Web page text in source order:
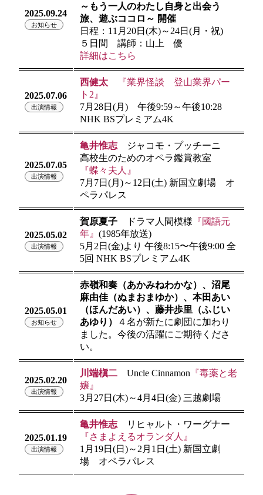
2025.09.24
お知らせ
～もう一人のわたし自身と出会う
旅、遊ぶココロ～ 開催
日程：11月20日(木)～24日(月・祝)
５日間 講師：山上 優
詳細はこちら
2025.07.06
出演情報
西健太
『業界怪談 登山業界パー
ト2』
7月28日(月) 午後9:59～午後10:28
NHK BSプレミアム4K
2025.07.05
出演情報
亀井惟志ジャコモ・プッチーニ
高校生のためのオペラ鑑賞教室
『蝶々夫人』
7月7日(月)～12日(土) 新国立劇場 オ
ペラパレス
2025.05.02
出演情報
賀原夏子ドラマ人間模様 『國語元
年』 (1985年放送)
5月2日(金)より 午後8:15〜午後9:00 全
5回 NHK BSプレミアム4K
2025.05.01
お知らせ
赤嶺和奏（あかみねわかな）、沼尾
麻由佳（ぬまおまゆか）、本田あい
（ほんだあい）、藤井歩里（ふじい
あゆり）
４名が新たに劇団に加わり
ました。今後の活躍にご期待くださ
い。
2025.02.20
出演情報
川端槇二Uncle Cinnamon 『毒薬と老
嬢』
3月27日(木)～4月4日(金) 三越劇場
2025.01.19
出演情報
亀井惟志リヒャルト・ワーグナー
『さまよえるオランダ人』
1月19日(日)～2月1日(土) 新国立劇
場 オペラパレス